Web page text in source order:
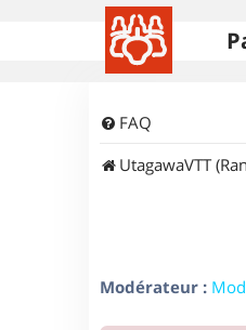
FAQ
UtagawaVTT
Modérateur :